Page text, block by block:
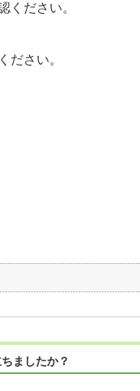
ください。
ください。
ましたか？